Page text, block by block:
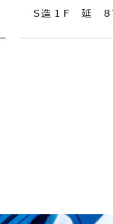
S造１F 延